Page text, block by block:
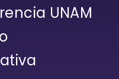
UNAM